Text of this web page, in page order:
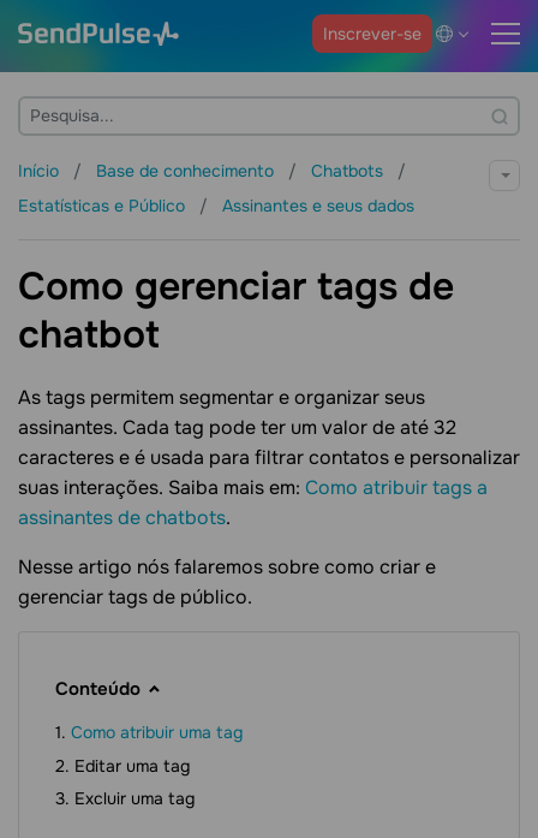
Inscrever-se
Início Base de conhecimento
Chatbots
Estatísticas e Público
Assinantes e seus dados
Como gerenciar tags de
chatbot
As tags permitem segmentar e organizar seus
assinantes. Cada tag pode ter um valor de até 32
caracteres e é usada para filtrar contatos e personalizar
suas interações. Saiba mais em: Como atribuir tags a
assinantes de chatbots.
Nesse artigo nós falaremos sobre como criar e
gerenciar tags de público.
Conteúdo
Como atribuir uma tag
Editar uma tag
Excluir uma tag